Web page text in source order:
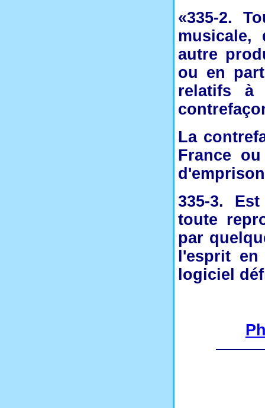
«335-2.
autre
ou en
relatifs à
La
France
335-3.
toute
par
l'esprit
logiciel